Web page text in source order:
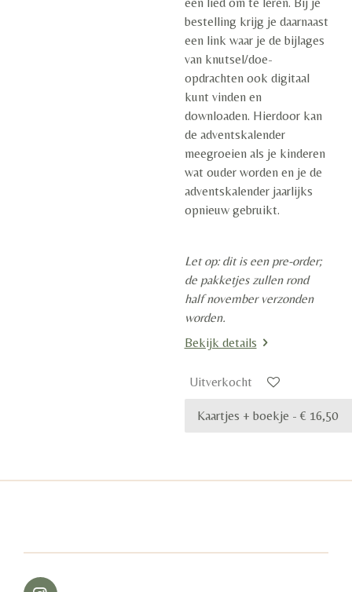
een lied om te leren. Bij je
bestelling krijg je daarnaast
een link waar je de bijlages
van knutsel/doe-
opdrachten ook digitaal
kunt vinden en
downloaden. Hierdoor kan
de adventskalender
meegroeien als je kinderen
wat ouder worden en je de
adventskalender jaarlijks
opnieuw gebruikt.
Let op: dit is een pre-order;
de pakketjes zullen rond
half november verzonden
worden.
Bekijk details
Uitverkocht